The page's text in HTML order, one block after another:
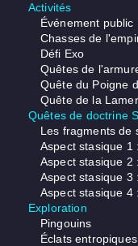
Activités
Événement
Chasses de
Défi Exo
Quêtes de
Quête du Poigne
Quête de la
Quêtes de doctrine
Les fragments de
Aspect stasique 1
Aspect stasique 2
Aspect stasique 3
Aspect stasique 4
Exploration
Pingouins
Éclats entropiques